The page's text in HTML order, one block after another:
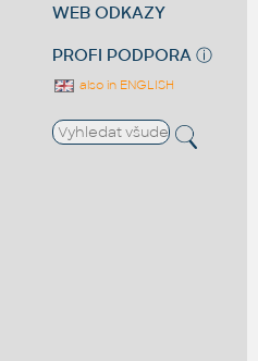
WEB ODKAZY
PROFI PODPORA ⓘ
also in ENGLISH